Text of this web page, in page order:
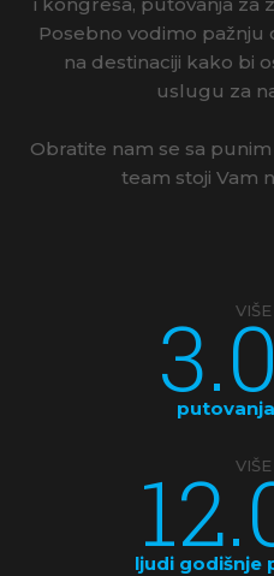
Posebno vodimo
na destinaciji kako bi
uslugu za
Obratite nam se sa
team stoji Vam
ljudi godišnje